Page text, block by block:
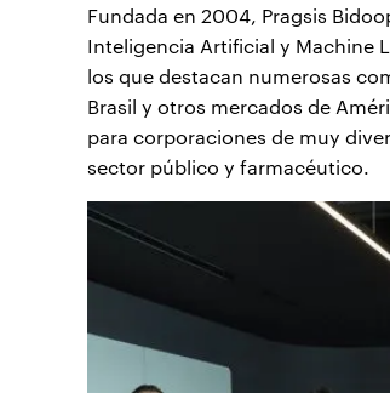
Fundada en 2004, Pragsis
Inteligencia Artificial y Machine
los que destacan numerosas
Brasil y otros mercados de
para corporaciones de muy
sector público y farmacéutico.